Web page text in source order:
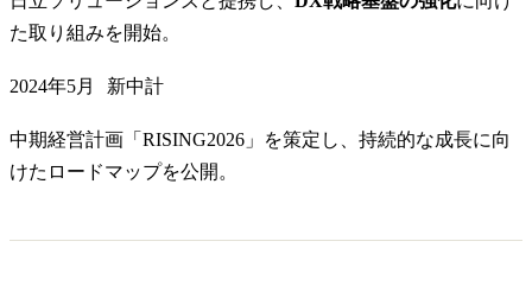
た取り組みを開始。
2024年5月 新中計
中期経営計画「RISING2026」を策定し、持続的な成長に向
けたロードマップを公開。